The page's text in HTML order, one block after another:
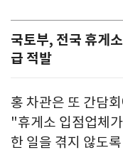
국토부, 전국 휴게
급 적발
홍 차관은 또 간담
"휴게소 입점업체
한 일을 겪지 않도